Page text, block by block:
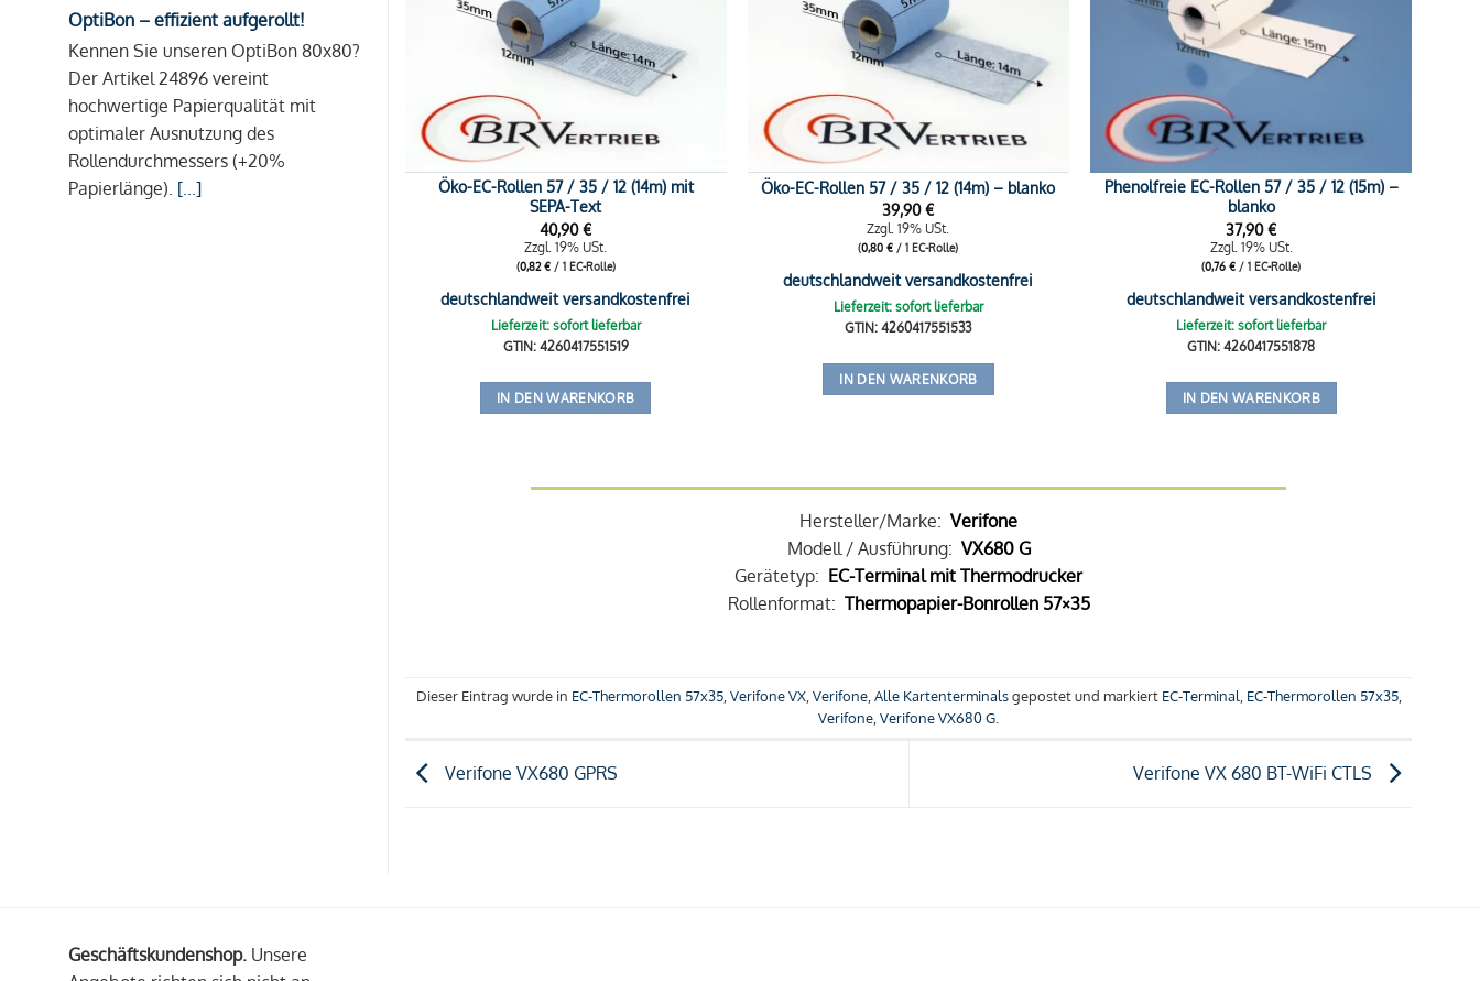
OptiBon – effizient aufgerollt!
Kennen Sie unseren OptiBon 80x80?
Der Artikel 24896 vereint
hochwertige Papierqualität mit
optimaler Ausnutzung des
Rollendurchmessers (+20%
Papierlänge). [...]
Öko-EC-Rollen 57 / 35 / 12 (14m) mit
SEPA-Text
40,90€
Zzgl. 19% USt.
(0,82€/ 1 EC-Rolle)
deutschlandweit versandkostenfrei
Lieferzeit: sofort lieferbar
GTIN: 4260417551519
IN DEN WARENKORB
Öko-EC-Rollen 57 / 35 / 12 (14m) – blanko
39,90€
Zzgl. 19% USt.
(0,80€ / 1 EC-Rolle)
deutschlandweit versandkostenfrei
Lieferzeit: sofort lieferbar
GTIN: 4260417551533
IN DEN WARENKORB
Phenolfreie EC-Rollen 57 / 35 / 12 (15m) –
blanko
37,90€
Zzgl. 19% USt.
(0,76€ / 1 EC-Rolle)
deutschlandweit versandkostenfrei
Lieferzeit: sofort lieferbar
GTIN: 4260417551878
IN DEN WARENKORB
Hersteller/Marke: Verifone
Modell / Ausführung: VX680 G
Gerätetyp: EC-Terminal mit Thermodrucker
Rollenformat: Thermopapier-Bonrollen 57×35
Dieser Eintrag wurde in EC-Thermorollen 57x35, Verifone VX, Verifone, Alle Kartenterminalsgepostet und markiert EC-Terminal EC-Thermorollen 57x35,
Verifone Verifone VX680 G
Verifone VX680 GPRS Verifone VX 680 BT-WiFi CTLS
Geschäftskundenshop. Unsere